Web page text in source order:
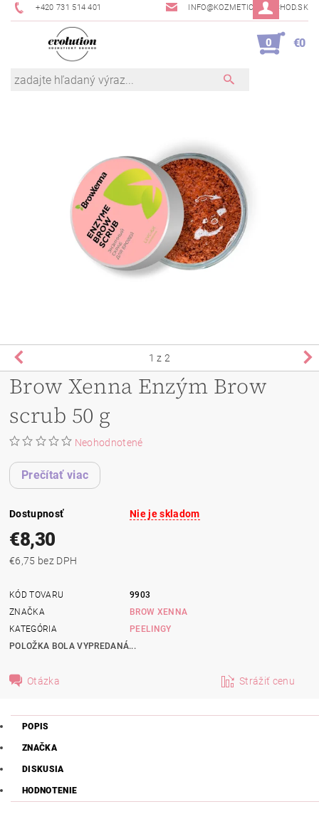
+420 731 514 401 INFO@KOZMETICKYOBCHOD.SK
0 €0
1 z 2
Brow Xenna Enzým Brow
scrub 50 g
Neohodnotené
Prečítať viac
Dostupnosť Nie je skladom
€8,30
€6,75 bez DPH
KÓD TOVARU
9903
ZNAČKA
BROW XENNA
KATEGÓRIA
PEELINGY
POLOŽKA BOLA VYPREDANÁ...
Otázka Strážiť cenu
POPIS
ZNAČKA
DISKUSIA
HODNOTENIE